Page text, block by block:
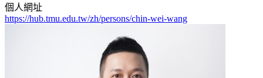
個人網址
https://hub.tmu.edu.tw/zh/persons/chin-wei-wang